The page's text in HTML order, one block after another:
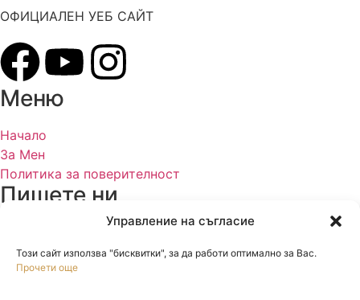
Управление на съгласие
Този сайт използва "бисквитки", за да работи оптимално за Вас.
Прочети още
ОФИЦИАЛЕН УЕБ САЙТ
Меню
Начало
За Мен
Политика за поверителност
Пишете ни
mail@veselinmarinov.com